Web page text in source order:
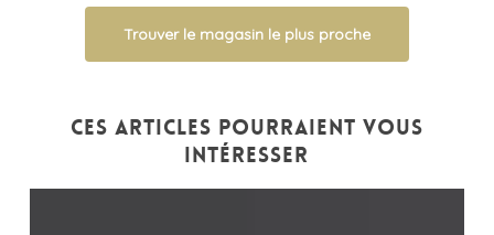
Trouver le magasin le plus proche
Ces articles pourraient vous
intéresser